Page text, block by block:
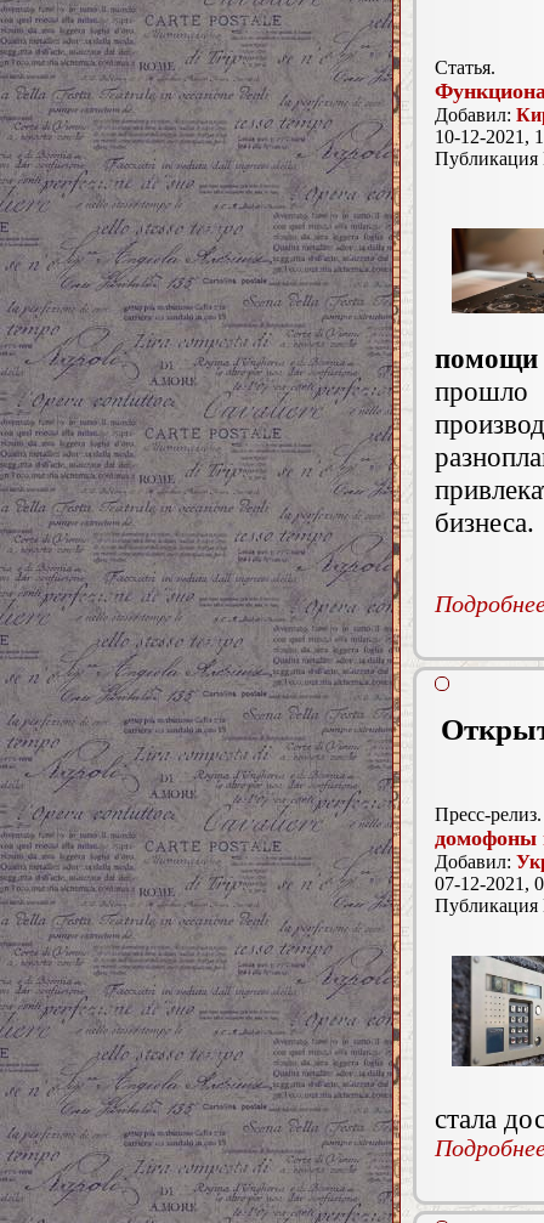
Статья.
Добавил:
10-12-2021,
помощи
бизнеса.
Пресс-релиз.
домофоны
Добавил:
07-12-2021,
стала